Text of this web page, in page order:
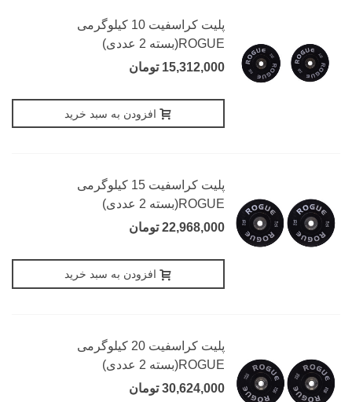
پلیت کراسفیت 10 کیلوگرمی
ROGUE(بسته 2 عددی)
15,312,000 تومان
افزودن به سبد خرید
پلیت کراسفیت 15 کیلوگرمی
ROGUE(بسته 2 عددی)
22,968,000 تومان
افزودن به سبد خرید
پلیت کراسفیت 20 کیلوگرمی
ROGUE(بسته 2 عددی)
30,624,000 تومان